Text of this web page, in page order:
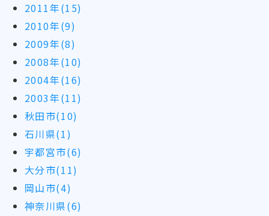
2011年(15)
2010年(9)
2009年(8)
2008年(10)
2004年(16)
2003年(11)
秋田市(10)
石川県(1)
宇都宮市(6)
大分市(11)
岡山市(4)
神奈川県(6)